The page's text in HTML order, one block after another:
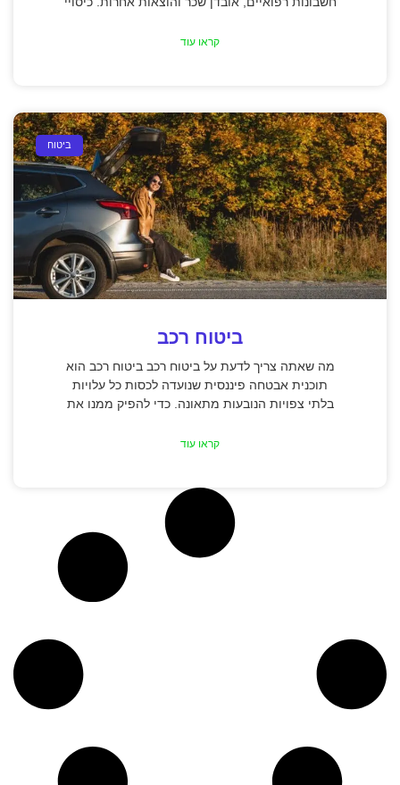
קראו עוד
ביטוח
ביטוח רכב
מה שאתה צריך לדעת על ביטוח רכב ביטוח רכב הוא
תוכנית אבטחה פיננסית שנועדה לכסות כל עלויות
בלתי צפויות הנובעות מתאונה. כדי להפיק ממנו את
קראו עוד